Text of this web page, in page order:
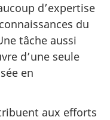
d’expertise
du
tâche aussi
d’une seule
en
aux efforts